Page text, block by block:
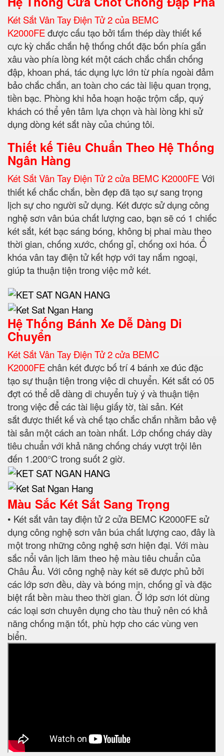
Két Sắt Vân Tay Điện Tử 2 của BEMC
K2000FEđược cấu tạo bởi tấm thép dày thiết kế
cực kỳ chắc chắn hệ thống chốt đặc bốn phía gắn
xâu vào phía lòng két một cách chắc chắn chống
đập, khoan phá, tác dụng lực lớn từ phía ngoài đảm
bảo chắc chắn, an toàn cho các tài liệu quan trọng,
tiền bạc. Phòng khi hỏa hoạn hoặc trộm cắp, quý
khách có thể yên tâm lựa chọn và hài lòng khi sử
dụng dòng két sắt này của chúng tôi.
Thiết kế Tiêu Chuẩn Theo Hệ Thống
Ngân Hàng
Két Sắt Vân Tay Điện Tử 2 cửa BEMC K2000FEVới
thiết kế chắc chắn, bền đẹp đã tạo sự sang trọng
lịch sự cho người sử dụng. Két được sử dụng công
nghệ sơn vân búa chất lượng cao, bạn sẽ có 1 chiếc
két sắt, két bạc sáng bóng, không bị phai màu theo
thời gian, chống xước, chống gỉ, chống oxi hóa. Ổ
khóa vân tay điện tử kết hợp với tay nắm ngoại,
giúp ta thuận tiện trong việc mở két.
Hệ Thống Bánh Xe Dễ Dàng Di
Chuyển
Két Sắt Vân Tay Điện Tử 2 cửa BEMC
K2000FEchân két được bố trí 4 bánh xe đúc đặc
tạo sự thuận tiện trong việc di chuyển. Két sắt có 05
đợt có thể dễ dàng di chuyển tuỳ ý và thuận tiện
trong việc để các tài liệu giấy tờ, tài sản. Két
sắt được thiết kế và chế tạo chắc chắn nhằm bảo vệ
tài sản một cách an toàn nhất. Lớp chống cháy dày
tiêu chuẩn với khả năng chống cháy vượt trội lên
đến 1.200°C trong suốt 2 giờ.
Màu Sắc Két Sắt Sang Trọng
• Két sắt vân tay điện tử 2 cửa BEMC K2000FE sử
dụng công nghệ sơn vân búa chất lượng cao, đây là
một trong những công nghệ sơn hiện đại. Với màu
sắc nổi vân lịch lãm theo hệ màu tiêu chuẩn của
Châu Âu. Với công nghệ này két sẽ được phủ bởi
các lớp sơn đều, dày và bóng mịn, chống gỉ và đặc
biệt rất bền màu theo thời gian. Ở lớp sơn lót dùng
các loại sơn chuyên dụng cho tàu thuỷ nên có khả
năng chống mặn tốt, phù hợp cho các vùng ven
biển.